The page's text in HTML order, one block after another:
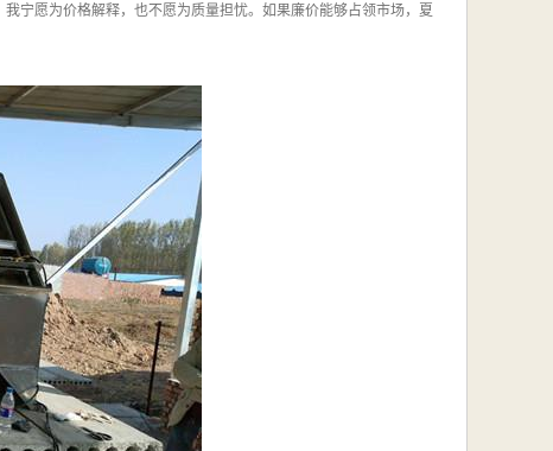
宁愿为价格解释，也不愿为质量担忧。如果廉价能够占领市场，夏